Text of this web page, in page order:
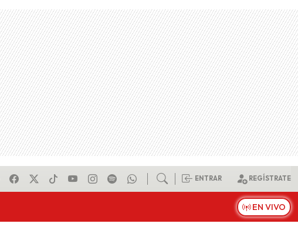
ENTRAR REGÍSTRATE
EN VIVO